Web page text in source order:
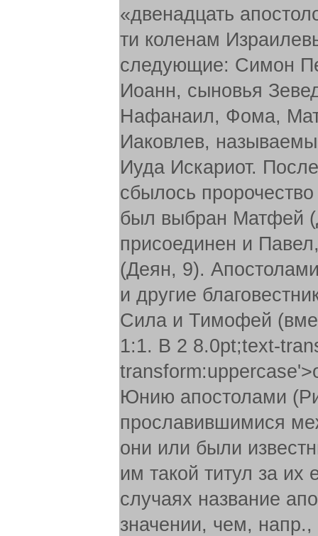
«двенадцать
ти коленам
следующие: Симон
Иоанн, сыновья
Нафанаил, Фома,
Иаковлев,
Иуда Искариот.
сбылось
был выбран Матфей
присоединен и
(Деян, 9).
и другие
Сила и Тимофей
1:1. В 2 8.0pt;text-
Юнию апостолами
прославившимися
они или были
им такой титул за их
случаях название
значении, чем,